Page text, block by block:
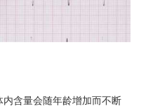
含量会随年龄增加而不断